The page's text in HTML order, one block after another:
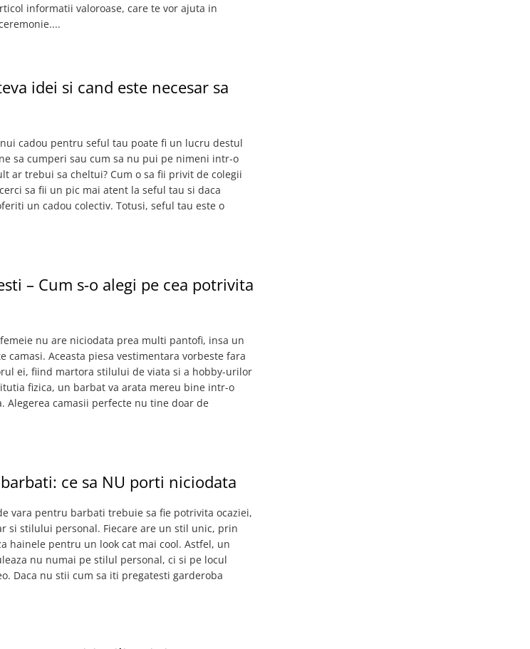
informatii valoroase, care te vor ajuta in
idei si cand este necesar sa
cadou pentru seful tau poate fi un lucru destul
sa cumperi sau cum sa nu pui pe nimeni intr-o
ar trebui sa cheltui? Cum o sa fii privit de colegii
sa fii un pic mai atent la seful tau si daca
un cadou colectiv. Totusi, seful tau este o
– Cum s-o alegi pe cea potrivita
nu are niciodata prea multi pantofi, insa un
Aceasta piesa vestimentara vorbeste fara
ei, fiind martora stilului de viata si a hobby-urilor
fizica, un barbat va arata mereu bine intr-o
Alegerea camasii perfecte nu tine doar de
ce sa NU porti niciodata
vara pentru barbati trebuie sa fie potrivita ocaziei,
si stilului personal. Fiecare are un stil unic, prin
hainele pentru un look cat mai cool. Astfel, un
nu numai pe stilul personal, ci si pe locul
Daca nu stii cum sa iti pregatesti garderoba